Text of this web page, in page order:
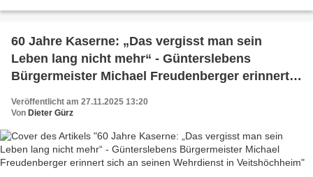
60 Jahre Kaserne: „Das vergisst man sein
Leben lang nicht mehr“ - Günterslebens
Bürgermeister Michael Freudenberger erinnert
Veröffentlicht am 27.11.2025 13:20
Von Dieter Gürz